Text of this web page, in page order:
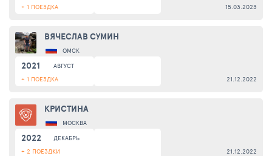
+ 1 ПОЕЗДКА
15.03.2023
ВЯЧЕСЛАВ СУМИН
ОМСК
2021
АВГУСТ
+ 1 ПОЕЗДКА
21.12.2022
КРИСТИНА
МОСКВА
2022
ДЕКАБРЬ
+ 2 ПОЕЗДКИ
21.12.2022